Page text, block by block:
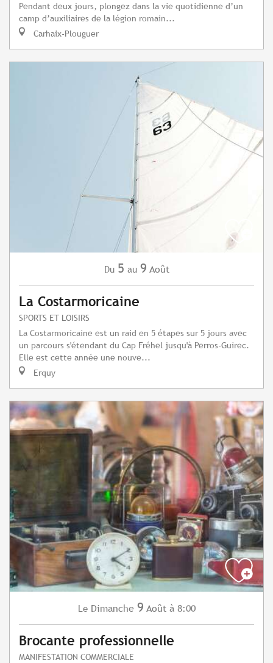
Pendant deux jours, plongez dans la vie quotidienne d’un
camp d’auxiliaires de la légion romain...
Carhaix-Plouguer
Du 5 au 9 Août
La Costarmoricaine
SPORTS ET LOISIRS
La Costarmoricaine est un raid en 5 étapes sur 5 jours avec
un parcours s'étendant du Cap Fréhel jusqu'à Perros-Guirec.
Elle est cette année une nouve...
Erquy
Le Dimanche 9 Août à 8:00
Brocante professionnelle
MANIFESTATION COMMERCIALE